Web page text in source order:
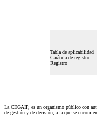
Tabla de aplicabilidad
Carátula de registro
Registro
La CEGAIP, es un organismo público con
de gestión y de decisión, a la que se